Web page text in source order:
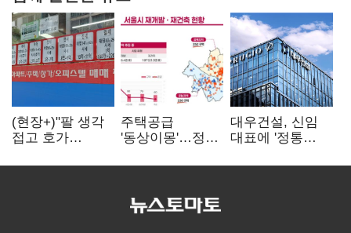
(현장+)"팔 생각
접고 호가
똘똘한 한 채'
주택공급
'동상이몽'…정부
없으면 '공수표'
대우건설, 신임
대표에 '정통
부사장 내정